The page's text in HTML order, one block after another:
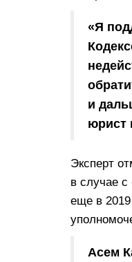
«Я
и
юрист
Эксперт
в случае
еще в 2019
Асем